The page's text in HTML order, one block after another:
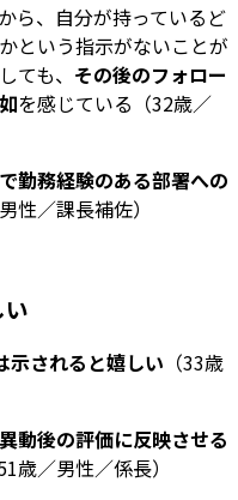
ら、自分が持っているど
という指示がないことが
も、 その後のフォロー
を感じている（32歳／
勤務経験のある部署への
性／課長補佐）
示されると嬉しい （33歳
異動後の評価に反映させる
歳／男性／係長）